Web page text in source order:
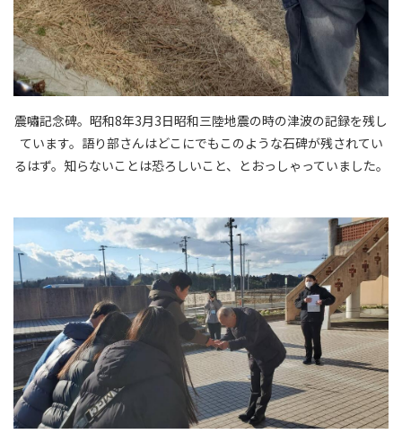
震嘯記念碑。昭和8年3月3日昭和三陸地震の時の津波の記録を残し
ています。語り部さんはどこにでもこのような石碑が残されてい
るはず。知らないことは恐ろしいこと、とおっしゃっていました。